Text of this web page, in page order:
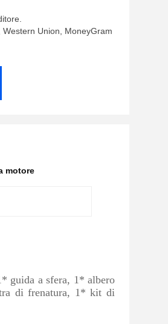
Western Union, MoneyGram
motore
guida a sfera, 1* albero
di frenatura, 1* kit di